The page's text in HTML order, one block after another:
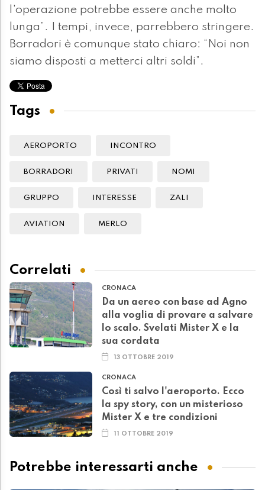
l'operazione potrebbe essere anche molto
lunga”. I tempi, invece, parrebbero stringere.
Borradori è comunque stato chiaro: “Noi non
siamo disposti a metterci altri soldi”.
Tags
AEROPORTO INCONTRO
BORRADORI PRIVATI NOMI
GRUPPO INTERESSE ZALI
AVIATION MERLO
Correlati
CRONACA
Da un aereo con base ad Agno
alla voglia di provare a salvare
lo scalo. Svelati Mister X e la
sua cordata
13 OTTOBRE 2019
CRONACA
Così ti salvo l'aeroporto. Ecco
la spy story, con un misterioso
Mister X e tre condizioni
11 OTTOBRE 2019
Potrebbe interessarti anche